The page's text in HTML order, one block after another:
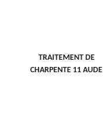
TRAITEMENT DE
CHARPENTE 11 AUDE